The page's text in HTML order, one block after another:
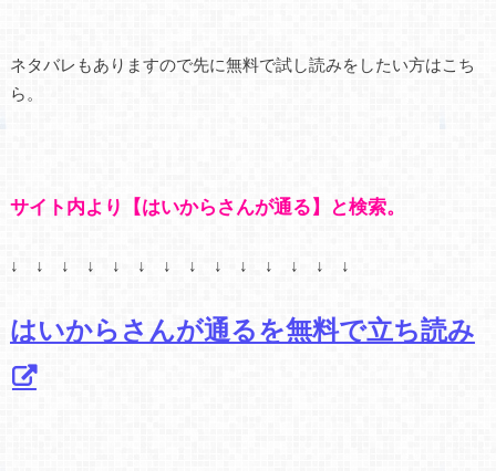
ネタバレもありますので先に無料で試し読みをしたい方はこち
ら。
サイト内より【はいからさんが通る】と検索。
↓ ↓ ↓ ↓ ↓ ↓ ↓ ↓ ↓ ↓ ↓ ↓ ↓ ↓
はいからさんが通るを無料で立ち読み